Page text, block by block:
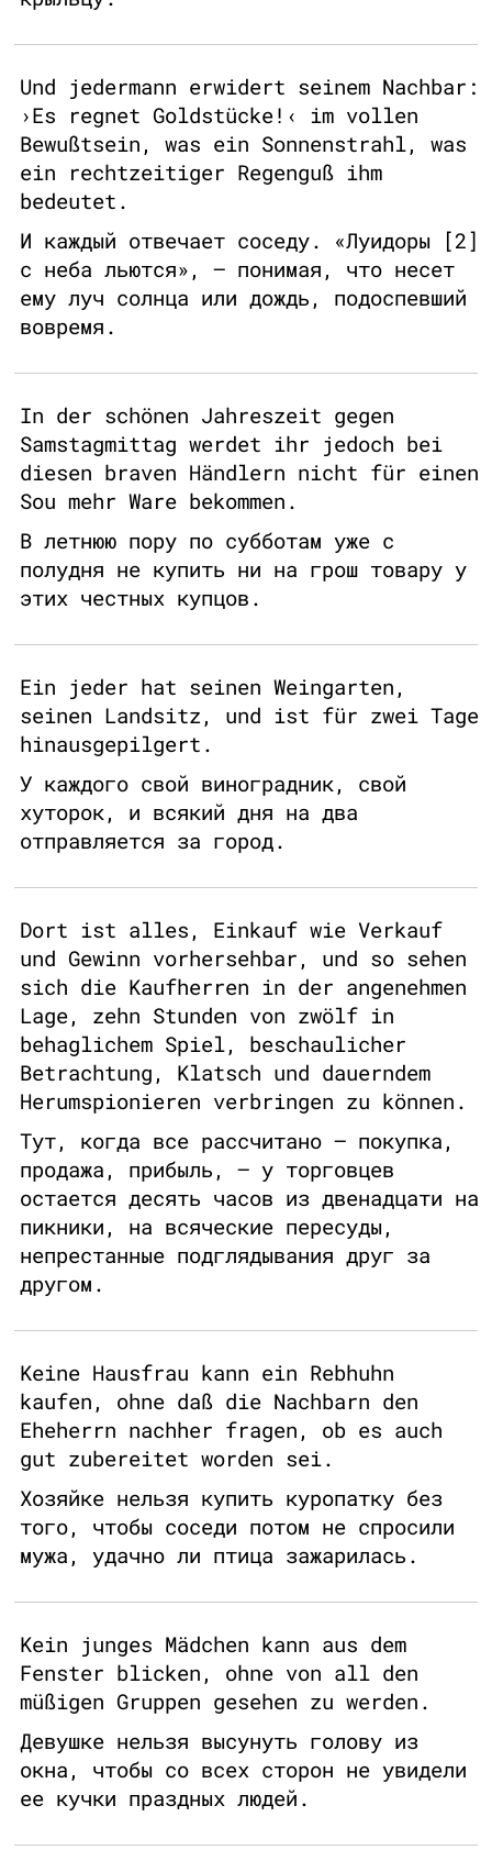
Und jedermann erwidert seinem Nachbar:
›Es regnet Goldstücke!‹ im vollen
Bewußtsein, was ein Sonnenstrahl, was
ein rechtzeitiger Regenguß ihm
bedeutet.
И каждый отвечает соседу. «Луидоры [2]
с неба льются», — понимая, что несет
ему луч солнца или дождь, подоспевший
вовремя.
In der schönen Jahreszeit gegen
Samstagmittag werdet ihr jedoch bei
diesen braven Händlern nicht für einen
Sou mehr Ware bekommen.
В летнюю пору по субботам уже с
полудня не купить ни на грош товару у
этих честных купцов.
Ein jeder hat seinen Weingarten,
seinen Landsitz, und ist für zwei Tage
hinausgepilgert.
У каждого свой виноградник, свой
хуторок, и всякий дня на два
отправляется за город.
Dort ist alles, Einkauf wie Verkauf
und Gewinn vorhersehbar, und so sehen
sich die Kaufherren in der angenehmen
Lage, zehn Stunden von zwölf in
behaglichem Spiel, beschaulicher
Betrachtung, Klatsch und dauerndem
Herumspionieren verbringen zu können.
Тут, когда все рассчитано — покупка,
продажа, прибыль, — у торговцев
остается десять часов из двенадцати на
пикники, на всяческие пересуды,
непрестанные подглядывания друг за
другом.
Keine Hausfrau kann ein Rebhuhn
kaufen, ohne daß die Nachbarn den
Eheherrn nachher fragen, ob es auch
gut zubereitet worden sei.
Хозяйке нельзя купить куропатку без
того, чтобы соседи потом не спросили
мужа, удачно ли птица зажарилась.
Kein junges Mädchen kann aus dem
Fenster blicken, ohne von all den
müßigen Gruppen gesehen zu werden.
Девушке нельзя высунуть голову из
окна, чтобы со всех сторон не увидели
ее кучки праздных людей.